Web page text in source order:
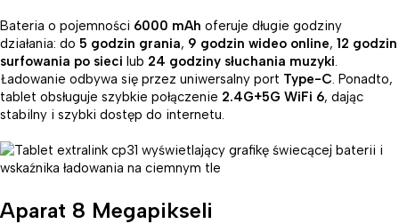
Bateria o pojemności 6000 mAh oferuje długie godziny
działania: do 5 godzin grania, 9 godzin wideo online, 12 godzin
surfowania po sieci lub 24 godziny słuchania muzyki.
Ładowanie odbywa się przez uniwersalny port Type-C. Ponadto,
tablet obsługuje szybkie połączenie 2.4G+5G WiFi 6, dając
stabilny i szybki dostęp do internetu.
Aparat 8 Megapikseli